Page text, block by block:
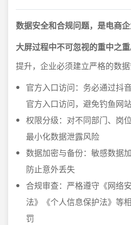
数据安全和合规问题，是电商
大屏过程中不可忽视的重中之重
提升，企业必须建立严格的数据
官方入口访问：务必通过抖
官方入口访问，避免钓鱼网
权限分级：对不同部门、岗
最小化数据泄露风险
数据加密与备份：敏感数据
防止意外丢失
合规审查：严格遵守《网络
法》《个人信息保护法》等
罚